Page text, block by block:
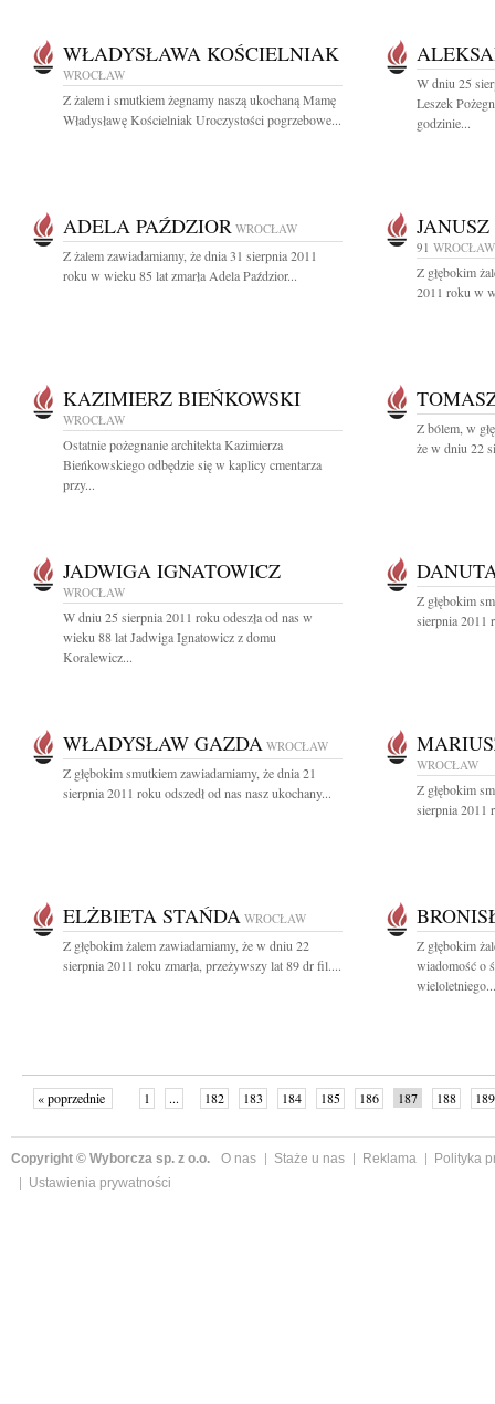
WŁADYSŁAWA KOŚCIELNIAK
WROCŁAW
Z żalem i smutkiem żegnamy naszą ukochaną Mamę
Władysławę Kościelniak Uroczystości pogrzebowe...
W dniu 25
Leszek
godzinie...
ADELA PAŹDZIOR WROCŁAW
Z żalem zawiadamiamy, że dnia 31 sierpnia 2011
roku w wieku 85 lat zmarła Adela Paździor...
91 WROCŁAW
Z głębokim
2011 roku w
KAZIMIERZ BIEŃKOWSKI
WROCŁAW
Ostatnie pożegnanie architekta Kazimierza
Bieńkowskiego odbędzie się w kaplicy cmentarza
przy...
Z bólem, w
że w dniu 22
JADWIGA IGNATOWICZ
WROCŁAW
W dniu 25 sierpnia 2011 roku odeszła od nas w
wieku 88 lat Jadwiga Ignatowicz z domu
Koralewicz...
Z głębokim
sierpnia 2011
WŁADYSŁAW GAZDA WROCŁAW
Z głębokim smutkiem zawiadamiamy, że dnia 21
sierpnia 2011 roku odszedł od nas nasz ukochany...
WROCŁAW
Z głębokim
sierpnia 2011
ELŻBIETA STAŃDA WROCŁAW
Z głębokim żalem zawiadamiamy, że w dniu 22
sierpnia 2011 roku zmarła, przeżywszy lat 89 dr fil....
Z głębokim
wiadomość o
wieloletniego...
« poprzednie 1 ... 182 183 184 185 186 187 188
189
Copyright © Wyborcza sp. z o.o. O nas Staże u nas Reklama
Polityka
Ustawienia prywatności